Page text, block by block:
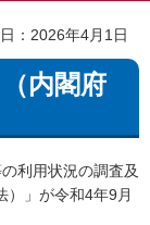
：2026年4月1日
内閣府
利用状況の調査及
）」が令和4年9月